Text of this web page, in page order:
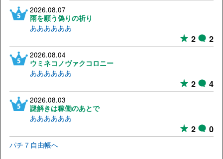
2026.08.07
雨を願う偽りの祈り
ああああああ
2 2
2026.08.04
ウミネコノヴァクコロニー
ああああああ
2 4
2026.08.03
謎解きは稼働のあとで
ああああああ
2 0
パチ７自由帳へ